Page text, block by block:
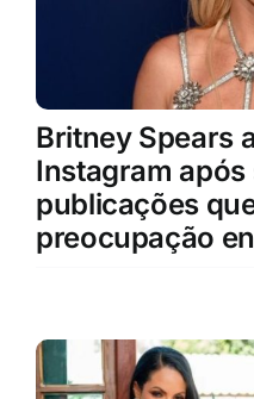
Britney Spears
Instagram após
publicações
preocupação